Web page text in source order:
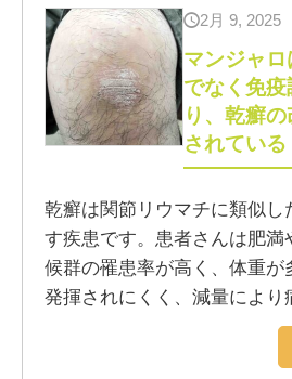
2月 9, 2025
マンジャ
でなく免
り、乾癬
されている
乾癬は関節リウマチに類似し
す疾患です。患者さんは肥満
候群の罹患率が高く、体重が
発揮されにくく、減量によ